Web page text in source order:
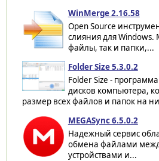
WinMerge 2.16.58
Open Source
слияния для Windows.
файлы, так и папки,...
Folder Size 5.3.0.2
Folder Size -
дисков компьютера,
размер всех файлов и папок на
MEGASync 6.5.0.2
Надежный сервис
обмена файлами
устройствами и...